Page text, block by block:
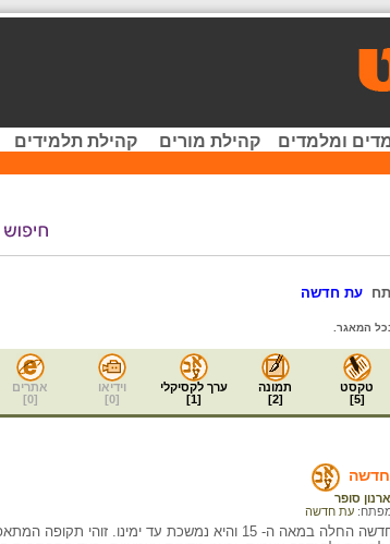
ומלמדים קהילת מורים קהילת תלמידים
עת חדשה
המאגר.
טקסט
[
5
]
תמונה
[
2
]
ערך לקסיקלי
[
1
]
וידיאו
[
0
]
אתרים
[
0
]
ארנון סופר
עת חדשה
העת החדשה החלה במאה ה- 15 והיא נמשכת עד